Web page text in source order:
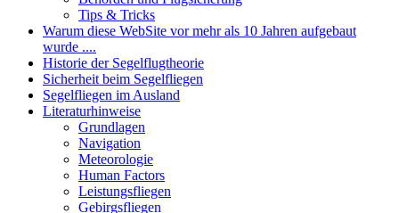
Tips & Tricks
Warum diese WebSite vor mehr als 10 Jahren aufgebaut
wurde ....
Historie der Segelflugtheorie
Sicherheit beim Segelfliegen
Segelfliegen im Ausland
Literaturhinweise
Grundlagen
Navigation
Meteorologie
Human Factors
Leistungsfliegen
Gebirgsfliegen